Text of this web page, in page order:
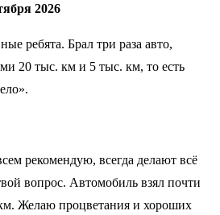
2026
ребята. Брал три раза авто,
20 тыс. км и 5 тыс. км, то есть
рекомендую, всегда делают всё
вопрос. Автомобиль взял почти
Желаю процветания и хороших